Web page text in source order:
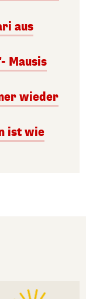
aus
Mausis
wieder
ist wie